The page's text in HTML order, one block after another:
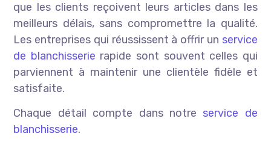
que les clients reçoivent leurs articles dans les
meilleurs délais, sans compromettre la qualité.
Les entreprises qui réussissent à offrir un service
de blanchisserie rapide sont souvent celles qui
parviennent à maintenir une clientèle fidèle et
satisfaite.
Chaque détail compte dans notre service de
blanchisserie.